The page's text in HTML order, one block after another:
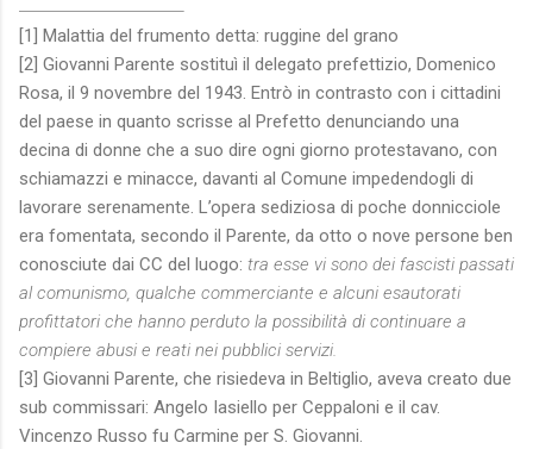
[1] Malattia del frumento detta: ruggine del grano
[2] Giovanni Parente sostituì il delegato prefettizio, Domenico
Rosa, il 9 novembre del 1943. Entrò in contrasto con i cittadini
del paese in quanto scrisse al Prefetto denunciando una
decina di donne che a suo dire ogni giorno protestavano, con
schiamazzi e minacce, davanti al Comune impedendogli di
lavorare serenamente. L’opera sediziosa di poche donnicciole
era fomentata, secondo il Parente, da otto o nove persone ben
conosciute dai CC del luogo: tra esse vi sono dei fascisti passati
al comunismo, qualche commerciante e alcuni esautorati
profittatori che hanno perduto la possibilità di continuare a
compiere abusi e reati nei pubblici servizi.
[3] Giovanni Parente, che risiedeva in Beltiglio, aveva creato due
sub commissari: Angelo Iasiello per Ceppaloni e il cav.
Vincenzo Russo fu Carmine per S. Giovanni.